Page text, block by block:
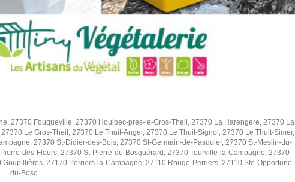
27370 Fouqueville, 27370 Houlbec-près-le-Gros-Theil, 27370 La Harengère, 27370 La
Le Gros-Theil, 27370 Le Thuit-Anger, 27370 Le Thuit-Signol, 27370 Le Thuit-Simer,
27370 St-Didier-des-Bois, 27370 St-Germain-de-Pasquier, 27370 St-Meslin-du-
des-Fleurs, 27370 St-Pierre-du-Bosguérard, 27370 Tourville-la-Campagne, 27370
27170 Perriers-la-Campagne, 27110 Rouge-Perriers, 27110 Ste-Opportune-
du-Bosc